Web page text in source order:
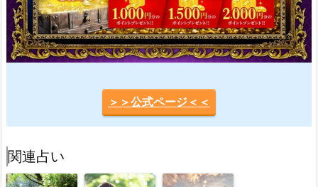
＞＞公式ページ＜＜
関連占い